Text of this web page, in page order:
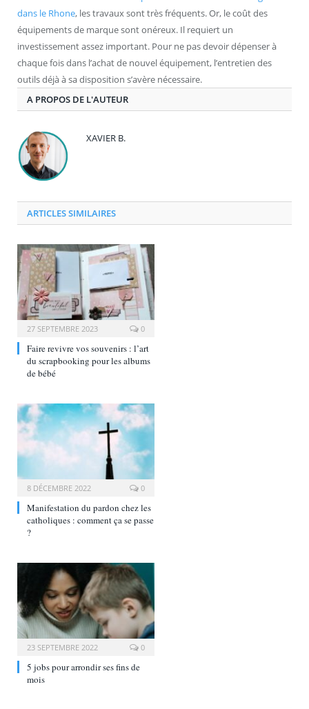
dans le Rhone, les travaux sont très fréquents. Or, le coût des
équipements de marque sont onéreux. Il requiert un
investissement assez important. Pour ne pas devoir dépenser à
chaque fois dans l’achat de nouvel équipement, l’entretien des
outils déjà à sa disposition s’avère nécessaire.
A PROPOS DE L'AUTEUR
XAVIER B.
ARTICLES SIMILAIRES
27 SEPTEMBRE 2023 0
Faire revivre vos souvenirs : l’art
du scrapbooking pour les albums
de bébé
8 DÉCEMBRE 2022 0
Manifestation du pardon chez les
catholiques : comment ça se passe
?
23 SEPTEMBRE 2022 0
5 jobs pour arrondir ses fins de
mois